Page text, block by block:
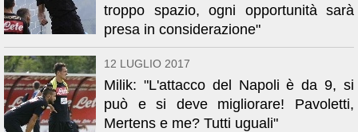
troppo spazio, ogni opportunità sarà
presa in considerazione"
12 LUGLIO 2017
Milik: "L'attacco del Napoli è da 9, si
può e si deve migliorare! Pavoletti,
Mertens e me? Tutti uguali"